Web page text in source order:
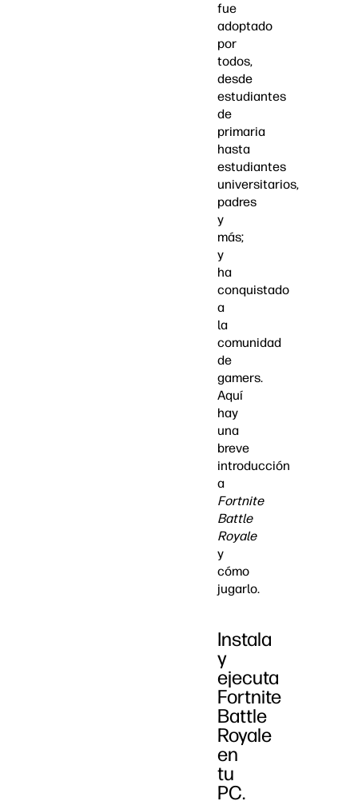
fue
adoptado
por
todos,
desde
estudiantes
de
primaria
hasta
estudiantes
universitarios,
padres
y
más;
y
ha
conquistado
a
la
comunidad
de
gamers.
Aquí
hay
una
breve
introducción
a
Fortnite
Battle
Royale
y
cómo
jugarlo.
Instala
y
ejecuta
Fortnite
Battle
Royale
en
tu
PC.